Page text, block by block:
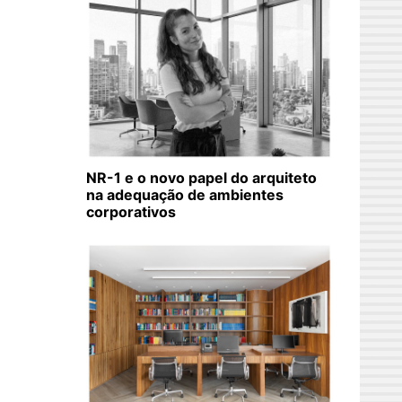
NR-1 e o novo papel do arquiteto
na adequação de ambientes
corporativos